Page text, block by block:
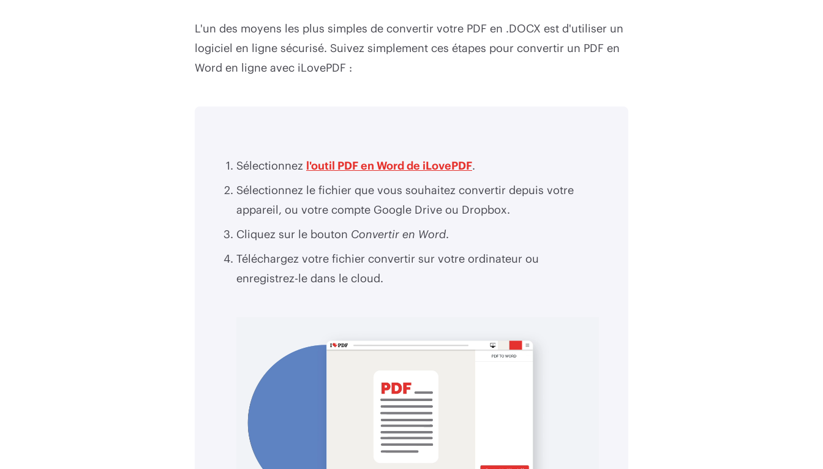
L'un des moyens les plus simples de convertir votre PDF en .DOCX est d'utiliser un
logiciel en ligne sécurisé. Suivez simplement ces étapes pour convertir un PDF en
Word en ligne avec iLovePDF :
Sélectionnez l'outil PDF en Word de iLovePDF.
Sélectionnez le fichier que vous souhaitez convertir depuis votre
appareil, ou votre compte Google Drive ou Dropbox.
Cliquez sur le bouton Convertir en Word.
Téléchargez votre fichier convertir sur votre ordinateur ou
enregistrez-le dans le cloud.